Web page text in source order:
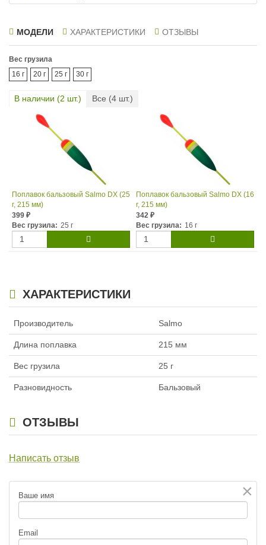
МОДЕЛИ ХАРАКТЕРИСТИКИ ОТЗЫВЫ
Вес грузила
16 г
20 г 25 г 30 г
В наличии (2 шт.) Все (4 шт.)
Поплавок бальзовый Salmo DX (25
г, 215 мм)
399 ₽
Вес грузила: 25 г
Поплавок бальзовый Salmo DX (16
г, 215 мм)
342 ₽
Вес грузила: 16 г
ХАРАКТЕРИСТИКИ
Производитель Salmo
Длина поплавка 215 мм
Вес грузила 25 г
Разновидность Бальзовый
ОТЗЫВЫ
Написать отзыв
×
Ваше имя
Email